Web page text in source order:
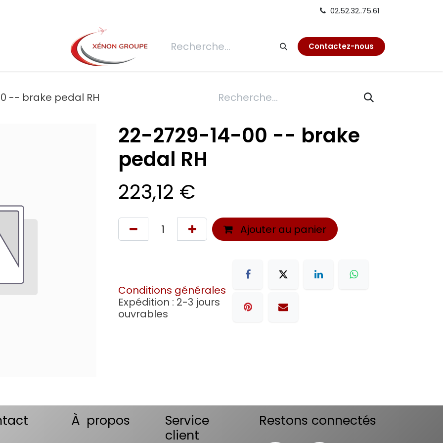
02.52.32..75.61
Demande de devis Connexion Réfection Contactez-nous
-- brake pedal RH
22-2729-14-00 -- brake
pedal RH
223,12 €
Ajouter au panier
Conditions générales
Expédition : 2-3 jours
ouvrables
À propos
Service
client
Restons connectés